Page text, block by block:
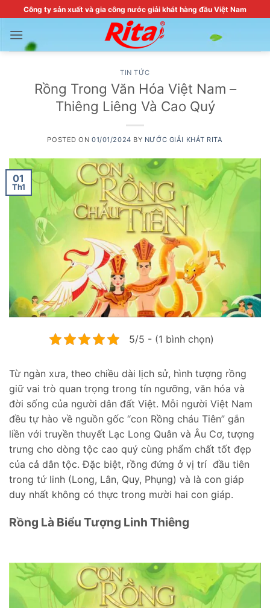
to
content
Công ty sản xuất và gia công nước giải khát hàng đầu Việt Nam
TIN TỨC
Rồng Trong Văn Hóa Việt Nam –
Thiêng Liêng Và Cao Quý
POSTED ON01/01/2024 BY NƯỚC GIẢI KHÁT RITA
01
Th1
5/5 - (1 bình chọn)
Từ ngàn xưa, theo chiều dài lịch sử, hình tượng rồng
giữ vai trò quan trọng trong tín ngưỡng, văn hóa và
đời sống của người dân đất Việt. Mỗi người Việt Nam
đều tự hào về nguồn gốc “con Rồng cháu Tiên” gắn
liền với truyền thuyết Lạc Long Quân và Âu Cơ, tượng
trưng cho dòng tộc cao quý cùng phẩm chất tốt đẹp
của cả dân tộc. Đặc biệt, rồng đứng ở vị trí đầu tiên
trong tứ linh (Long, Lân, Quy, Phụng) và là con giáp
duy nhất không có thực trong mười hai con giáp.
Rồng Là Biểu Tượng Linh Thiêng